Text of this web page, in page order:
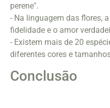
perene".
- Na linguagem das flores,
fidelidade e o amor
- Existem mais de 20
diferentes cores e
Conclusão